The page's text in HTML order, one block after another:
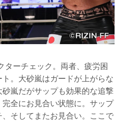
ターチェック。両者、疲労困
。大砂嵐はガードが上がらな
嵐だがサップも効果的な追撃
全にお見合い状態に。サップ
そしてまたお見合い。ここで